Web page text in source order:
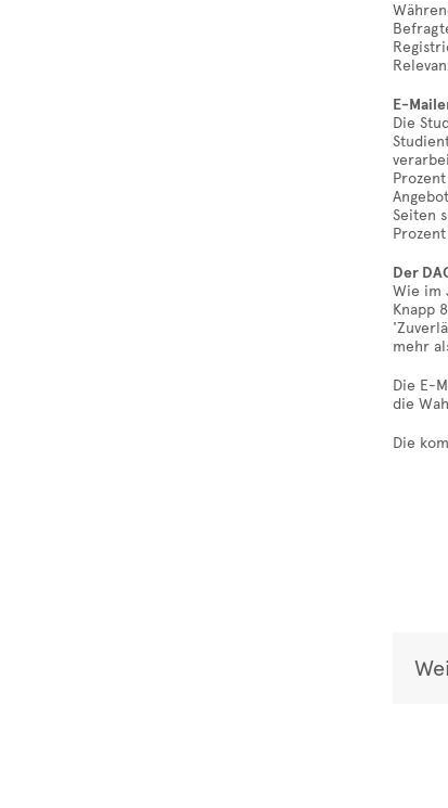
E-
Die
Seiten
Der
Wie im
Knapp
mehr
Die E-
die
Die